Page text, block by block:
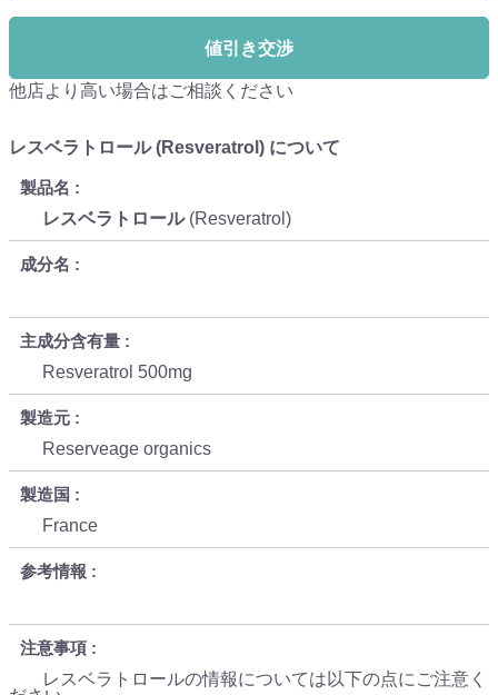
値引き交渉
他店より高い場合はご相談ください
レスベラトロール (Resveratrol) について
製品名
レスベラトロール(Resveratrol)
成分名
主成分含有量
Resveratrol 500mg
製造元
Reserveage organics
製造国
France
参考情報
注意事項
レスベラトロールの情報については以下の点にご注意く